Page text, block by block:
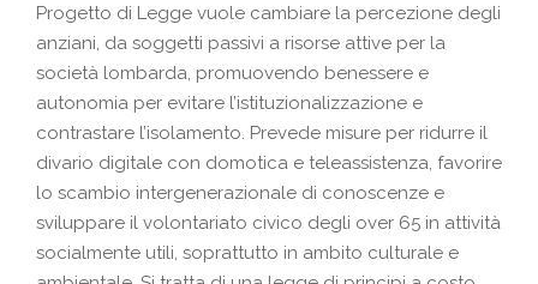
Progetto di Legge vuole cambiare la percezione degli
anziani, da soggetti passivi a risorse attive per la
società lombarda, promuovendo benessere e
autonomia per evitare l’istituzionalizzazione e
contrastare l’isolamento. Prevede misure per ridurre il
divario digitale con domotica e teleassistenza, favorire
lo scambio intergenerazionale di conoscenze e
sviluppare il volontariato civico degli over 65 in attività
socialmente utili, soprattutto in ambito culturale e